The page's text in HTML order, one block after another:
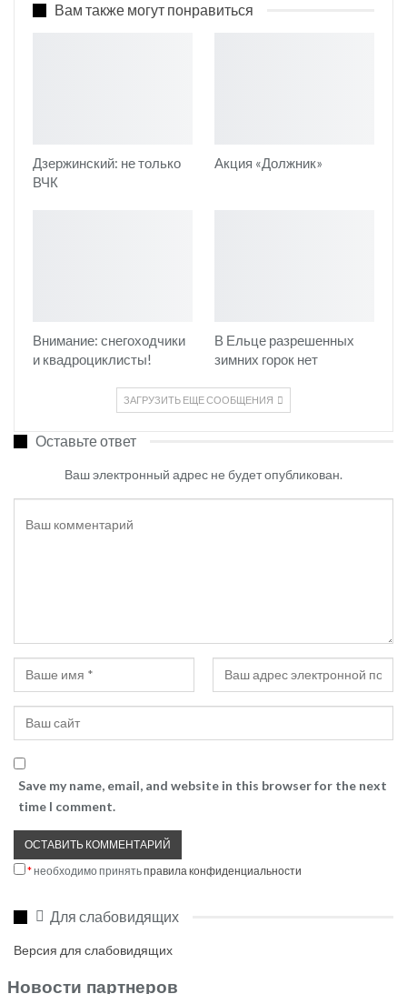
Вам также могут понравиться
Дзержинский: не только
ВЧК
Акция «Должник»
Внимание: снегоходчики
и квадроциклисты!
В Ельце разрешенных
зимних горок нет
ЗАГРУЗИТЬ ЕЩЕ СООБЩЕНИЯ
Оставьте ответ
Ваш электронный адрес не будет опубликован.
Save my name, email, and website in this browser for the next
time I comment.
*необходимо принятьправила конфиденциальности
Для слабовидящих
Версия для слабовидящих
Новости партнеров